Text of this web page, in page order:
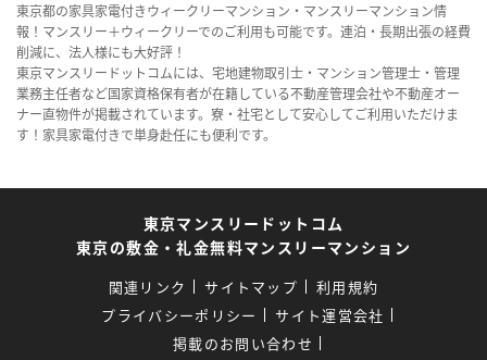
東京都の家具家電付きウィークリーマンション・マンスリーマンション情
報！マンスリー＋ウィークリーでのご利用も可能です。連泊・長期出張の経費
削減に、法人様にも大好評！
東京マンスリードットコムには、宅地建物取引士・マンション管理士・管理
業務主任者など国家資格保有者が在籍している不動産管理会社や不動産オー
ナー直物件が掲載されています。寮・社宅として安心してご利用いただけま
す！家具家電付きで単身赴任にも便利です。
東京マンスリードットコム
東京の敷金・礼金無料マンスリーマンション
関連リンク サイトマップ
利用規約
プライバシーポリシー
サイト運営会社
掲載のお問い合わせ